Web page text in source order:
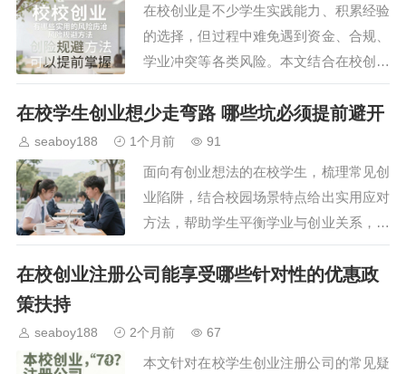
在校创业是不少学生实践能力、积累经验
的选择，但过程中难免遇到资金、合规、
学业冲突等各类风险。本文结合在校创业
的实际场景，梳理可落地的风险规避方
法，帮助创业者提前做好预判，在兼顾学
业的同时降低创业试错成…
在校学生创业想少走弯路 哪些坑必须提前避开
seaboy188 1个月前 91
面向有创业想法的在校学生，梳理常见创
业陷阱，结合校园场景特点给出实用应对
方法，帮助学生平衡学业与创业关系，降
低试错成本，在实践中积累经验同时避免
不必要的损失。…
在校创业注册公司能享受哪些针对性的优惠政
策扶持
seaboy188 2个月前 67
本文针对在校学生创业注册公司的常见疑